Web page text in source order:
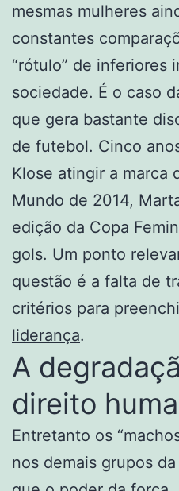
mesmas mulheres
constantes
“rótulo” de inferiores
sociedade. É o caso
que gera bastante
de futebol. Cinco
Klose atingir a marca
Mundo de 2014,
edição da Copa
gols. Um ponto
questão é a falta de
critérios para
liderança.
A
direito
Entretanto os
nos demais grupos